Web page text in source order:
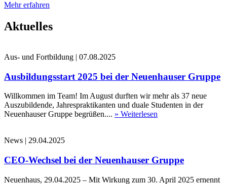
Mehr erfahren
Aktuelles
Aus- und Fortbildung | 07.08.2025
Ausbildungsstart 2025 bei der Neuenhauser Gruppe
Willkommen im Team! Im August durften wir mehr als 37 neue
Auszubildende, Jahrespraktikanten und duale Studenten in der
Neuenhauser Gruppe begrüßen.... » Weiterlesen
News | 29.04.2025
CEO-Wechsel bei der Neuenhauser Gruppe
Neuenhaus, 29.04.2025 – Mit Wirkung zum 30. April 2025 ernennt